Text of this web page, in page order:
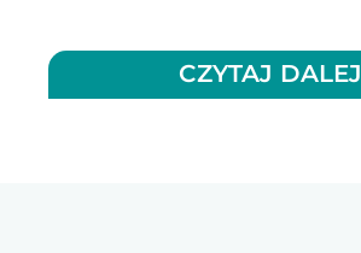
CZYTAJ DALEJ